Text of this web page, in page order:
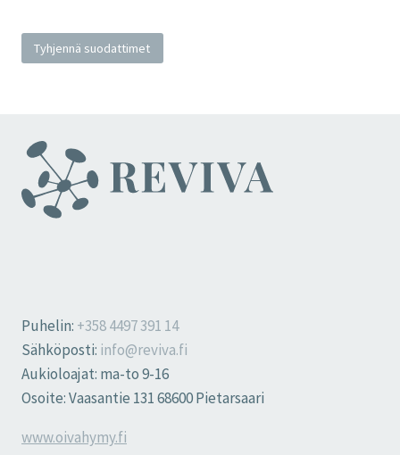
Tyhjennä suodattimet
Puhelin: +358 4497 391 14
Sähköposti: info@reviva.fi
Aukioloajat: ma-to 9-16
Osoite: Vaasantie 131 68600 Pietarsaari
www.oivahymy.fi